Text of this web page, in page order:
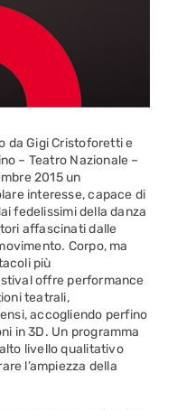
da Gigi Cristoforetti e
– Teatro Nazionale –
2015 un
interesse, capace di
fedelissimi della danza
affascinati dalle
Corpo, ma
più
offre performance
teatrali,
accogliendo perfino
in 3D. Un programma
livello qualitativo
l’ampiezza della